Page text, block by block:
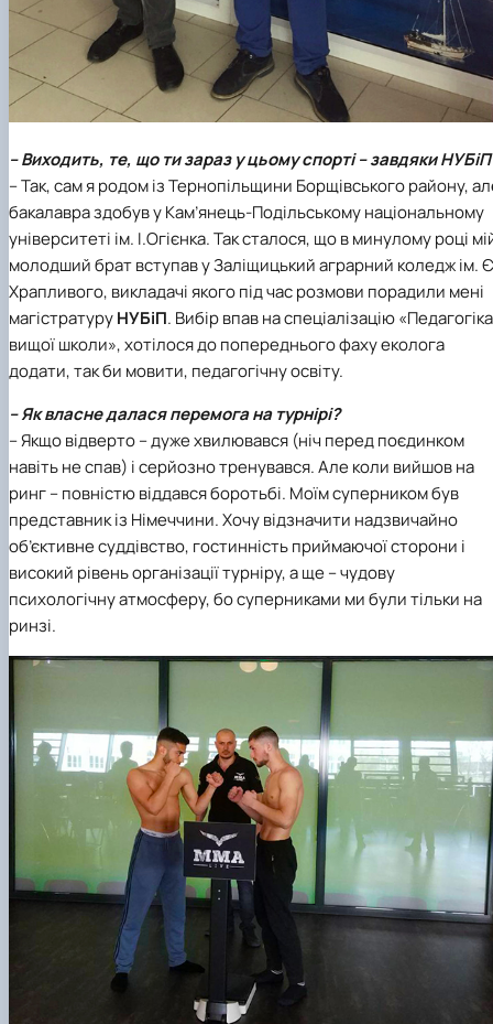
– Виходить, те, що ти зараз у цьому спорті – завдяки
– Так, сам я родом із Тернопільщини Борщівського району,
бакалавра здобув уКам’янець-Подільському національному
університеті ім. І.Огієнка. Так сталося, що в минулому році
молодший брат вступав уЗаліщицький аграрний коледж ім.
Храпливого, викладачі якого під час розмови порадили мені
магістратуруНУБіП. Вибір впав наспеціалізацію «Педагогіка
вищої школи», хотілося до попереднього фаху еколога
додати, так би мовити, педагогічну освіту.
– Як власне далася перемога на турнірі?
– Якщо відверто – дуже хвилювався (ніч перед поєдинком
навіть не спав) і серйозно тренувався. Але коли вийшов на
ринг – повністю віддався боротьбі. Моїм суперником був
представник із Німеччини. Хочу відзначити надзвичайно
об’єктивне суддівство, гостинність приймаючої сторони і
високий рівень організації турніру, а ще – чудову
психологічну атмосферу, бо суперниками ми були тільки на
ринзі.